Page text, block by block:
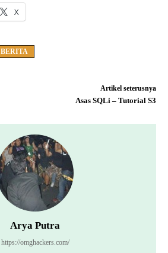
X
BERITA
Artikel seterusnya
Asas SQLi – Tutorial S3
Arya Putra
https://omghackers.com/